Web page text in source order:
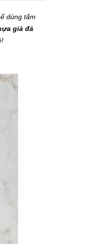
dùng tấm
giả đá